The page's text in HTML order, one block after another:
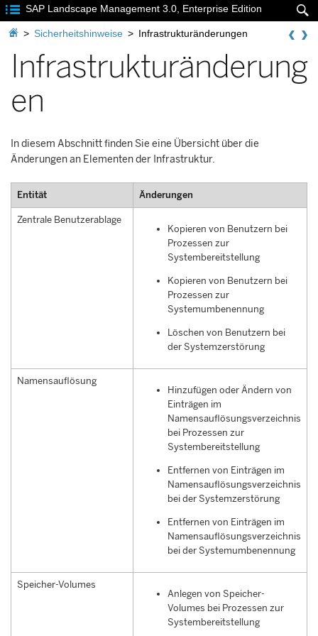

 SAP Landscape Management 3.0, Enterprise Edition
 > Sicherheitshinweise > Infrastrukturänderungen
Infrastrukturänderung
en
In diesem Abschnitt finden Sie eine Übersicht über die
Änderungen an Elementen der Infrastruktur.
Entität Änderungen
Zentrale Benutzerablage
Kopieren von Benutzern bei
Prozessen zur
Systembereitstellung
Kopieren von Benutzern bei
Prozessen zur
Systemumbenennung
Löschen von Benutzern bei
der Systemzerstörung
Namensauflösung
Hinzufügen oder Ändern von
Einträgen im
Namensauflösungsverzeichnis
bei Prozessen zur
Systembereitstellung
Entfernen von Einträgen im
Namensauflösungsverzeichnis
bei der Systemzerstörung
Entfernen von Einträgen im
Namensauflösungsverzeichnis
bei der Systemumbenennung
Speicher-Volumes
Anlegen von Speicher-
Volumes bei Prozessen zur
Systembereitstellung